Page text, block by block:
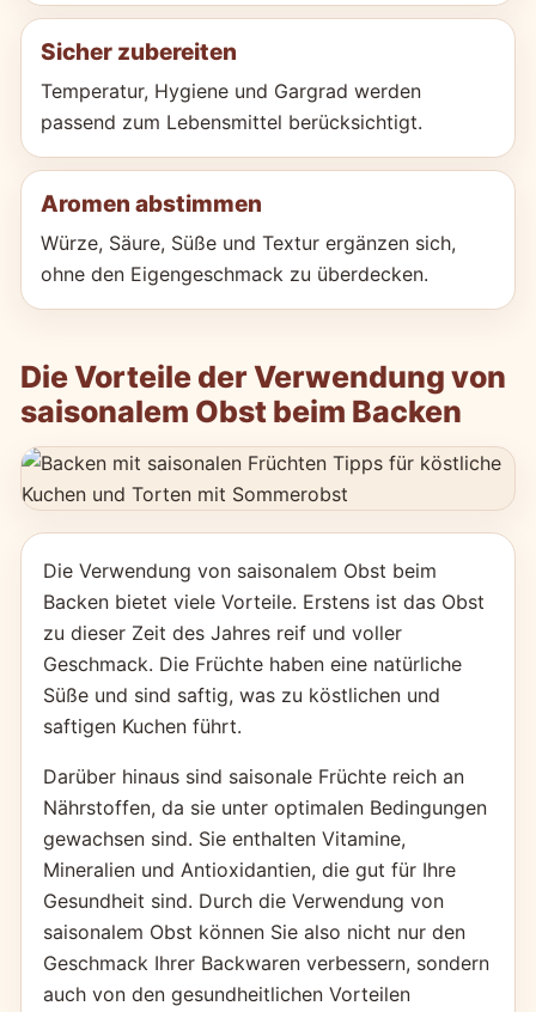
Sicher zubereiten
Temperatur, Hygiene und Gargrad werden
passend zum Lebensmittel berücksichtigt.
Aromen abstimmen
Würze, Säure, Süße und Textur ergänzen sich,
ohne den Eigengeschmack zu überdecken.
Die Vorteile der Verwendung von
saisonalem Obst beim Backen
Die Verwendung von saisonalem Obst beim
Backen bietet viele Vorteile. Erstens ist das Obst
zu dieser Zeit des Jahres reif und voller
Geschmack. Die Früchte haben eine natürliche
Süße und sind saftig, was zu köstlichen und
saftigen Kuchen führt.
Darüber hinaus sind saisonale Früchte reich an
Nährstoffen, da sie unter optimalen Bedingungen
gewachsen sind. Sie enthalten Vitamine,
Mineralien und Antioxidantien, die gut für Ihre
Gesundheit sind. Durch die Verwendung von
saisonalem Obst können Sie also nicht nur den
Geschmack Ihrer Backwaren verbessern, sondern
auch von den gesundheitlichen Vorteilen